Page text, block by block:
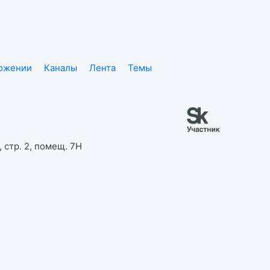
Каналы Лента
Темы
стр. 2, помещ. 7Н